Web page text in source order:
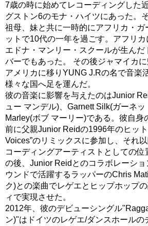
7歳の時に始めてレコーディングした
グストン6のモナ・ハイツにあった。
祖母、妹と共に一時的にアフリカ・ガ
ットで10代の一年を過ごす。アフリ
エドナ・マンリー・スクールが生んだ
バーでもあった。 その後ジャマイカに
アメリカに移りYUNG J.Rの名で音楽
様々な国へ足を運んだ。
彼の音楽に影響を与えたのはJunior
ュー マンデル)、Garnett Silk(ガーネ
Marley(ボブ マーリー)である。彼自身
前に父親Junior Reidの1996年のヒッ
Voices”のリミックスに参加し、それ
コーディングアーティストとしての
の後、Junior Reidとのコラボレーシ
ウンドで活躍するラッパーのChris
ク)との楽曲でレゲエとヒップホップ
ィで実現させた。
2012年、彼のデビューシングル
ン)"はドイツのレゲエ/ダンスホール